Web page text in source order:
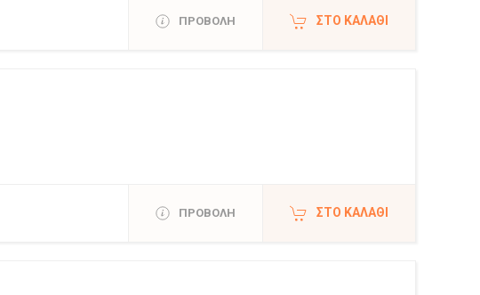
ΠΡΟΒΟΛΗ ΣΤΟ ΚΑΛΆΘΙ
ΠΡΟΒΟΛΗ ΣΤΟ ΚΑΛΆΘΙ